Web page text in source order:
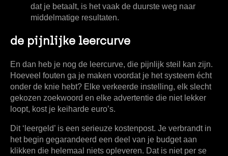
dat je betaalt, is het vaak de duurste weg naar
middelmatige resultaten.
de pijnlijke leercurve
En dan heb je nog de leercurve, die pijnlijk steil kan zijn.
Hoeveel fouten ga je maken voordat je het systeem écht
onder de knie hebt? Elke verkeerde instelling, elk slecht
gekozen zoekwoord en elke advertentie die niet lekker
loopt, kost je keiharde euro’s.
Dit ‘leergeld’ is een serieuze kostenpost. Je verbrandt in
het begin gegarandeerd een deel van je budget aan
klikken die helemaal niets opleveren. Dat is niet per se